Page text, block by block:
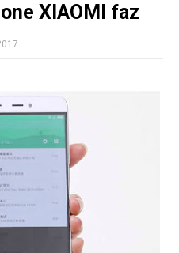
XIAOMI faz